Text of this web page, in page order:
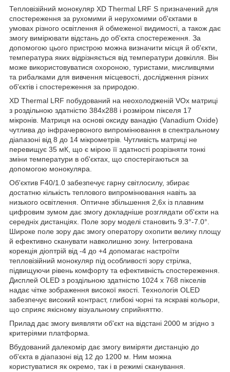
Тепловізійний монокуляр XD Thermal LRF S призначений для
спостереження за рухомими й нерухомими об'єктами в
умовах різного освітлення й обмеженої видимості, а також дає
змогу вимірювати відстань до об'єкта спостереження. За
допомогою цього пристрою можна визначити місця й об'єкти,
температура яких відрізняється від температури довкілля. Він
може використовуватися охороною, туристами, мисливцями
та рибалками для вивчення місцевості, дослідження різних
об'єктів і спостереження за природою.
XD Thermal LRF побудований на неохолодженій VOx матриці
з роздільною здатністю 384х288 і розміром пікселя 17
мікронів. Матриця на основі оксиду ванадію (Vanadium Oxide)
чутлива до інфрачервоного випромінювання в спектральному
діапазоні від 8 до 14 мікрометрів. Чутливість матриці не
перевищує 35 мК, що є мірою її здатності розрізняти тонкі
зміни температури в об'єктах, що спостерігаються за
допомогою монокуляра.
Об'єктив F40/1.0 забезпечує гарну світлосилу, збирає
достатню кількість теплового випромінювання навіть за
низького освітлення. Оптичне збільшення 2,6х із плавним
цифровим зумом дає змогу докладніше розглядати об'єкти на
середніх дистанціях. Поле зору моделі становить 9.3°-7.0°.
Широке поле зору дає змогу оператору охопити велику площу
й ефективно сканувати навколишню зону. Інтегрована
корекція діоптрій від -4 до +4 допомагає настроїти
тепловізійний монокуляр під особливості зору стрілка,
підвищуючи рівень комфорту та ефективність спостереження.
Дисплей OLED з роздільною здатністю 1024 x 768 пікселів
надає чітке зображення високої якості. Технологія OLED
забезпечує високий контраст, глибокі чорні та яскраві кольори,
що сприяє якісному візуальному сприйняттю.
Прилад дає змогу виявляти об'єкт на відстані 2000 м згідно з
критеріями платформа.
Вбудований далекомір дає змогу виміряти дистанцію до
об'єкта в діапазоні від 12 до 1200 м. Ним можна
користуватися як окремо, так і в режимі сканування.